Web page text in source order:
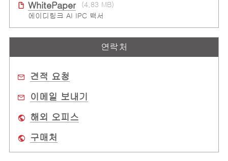
WhitePaper
(4.83 MB)
에이디링크 AI IPC 백서
연락처
견적 요청
이메일 보내기
해외 오피스
구매처